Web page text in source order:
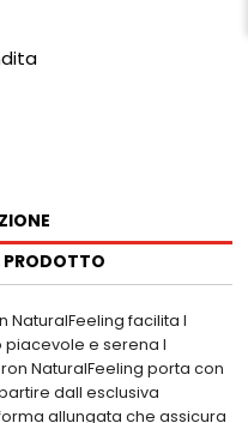
PRODOTTO
NaturalFeeling facilita l
e serena l
NaturalFeeling porta con
dall esclusiva
allungata che assicura